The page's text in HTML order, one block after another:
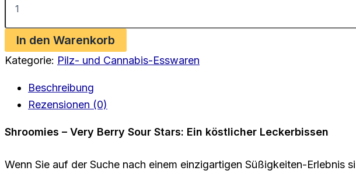
beerig-
saure
Sterne
Menge
In den Warenkorb
Kategorie: Pilz- und Cannabis-Esswaren
Beschreibung
Rezensionen (0)
Shroomies – Very Berry Sour Stars: Ein köstlicher Leckerbissen
Wenn Sie auf der Suche nach einem einzigartigen Süßigkeiten-Erlebnis